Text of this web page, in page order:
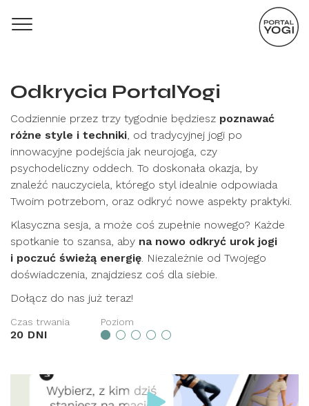
Odkrycia PortalYogi
Codziennie przez trzy tygodnie będziesz poznawać
różne style i techniki, od tradycyjnej jogi po
innowacyjne podejścia jak neurojoga, czy
psychodeliczny oddech. To doskonała okazja, by
znaleźć nauczyciela, którego styl idealnie odpowiada
Twoim potrzebom, oraz odkryć nowe aspekty praktyki.
Klasyczna sesja, a może coś zupełnie nowego? Każde
spotkanie to szansa, aby na nowo odkryć urok jogi
i poczuć świeżą energię. Niezależnie od Twojego
doświadczenia, znajdziesz coś dla siebie.
Dołącz do nas już teraz!
Czas trwania
20 DNI
Poziom